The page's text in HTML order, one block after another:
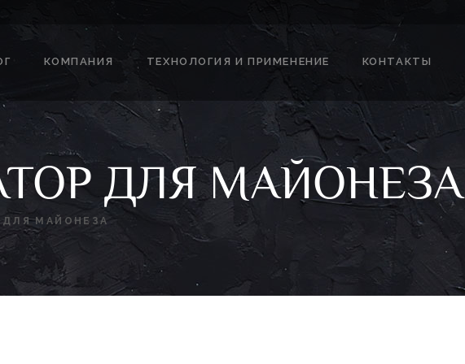
КОМПАНИЯ ТЕХНОЛОГИЯ И ПРИМЕНЕНИЕ КОНТАКТЫ
ДЛЯ МАЙОНЕЗА
МАЙОНЕЗА